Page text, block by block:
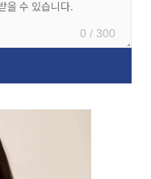
0 / 300